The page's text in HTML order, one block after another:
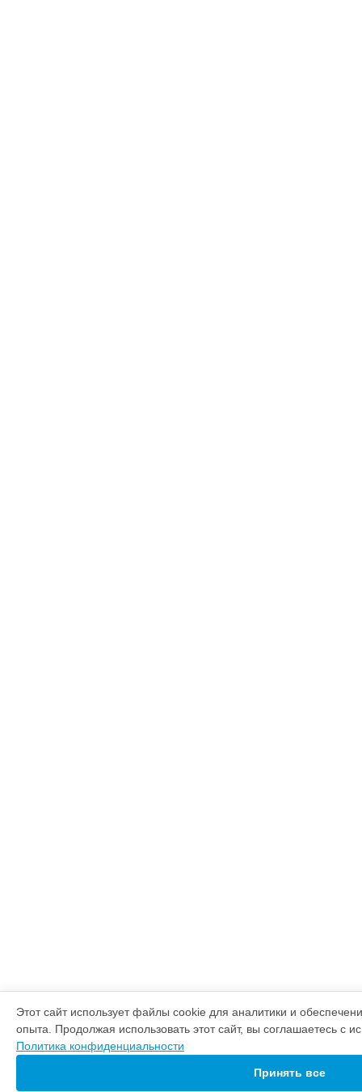
Этот сайт использует файлы cookie для аналитики и
опыта. Продолжая использовать этот сайт, вы соглашаетесь с
Политика конфиденциальности
Принять все